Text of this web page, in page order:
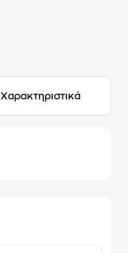
Χαρακτηριστικά